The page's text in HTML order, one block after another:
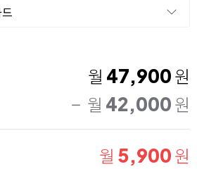
월 47,900 원
월 42,000 원
월 5,900 원